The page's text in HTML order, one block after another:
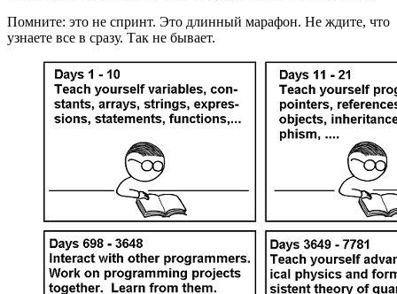
Помните: это не спринт. Это длинный марафон. Не ждите, что
узнаете все в сразу. Так не бывает.